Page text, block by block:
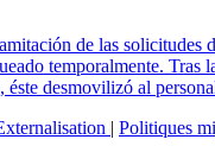
de las
temporalmente.
éste desmovilizó al
| Politiques